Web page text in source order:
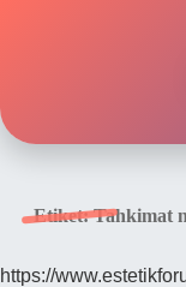
Etiket:Tahkimat
https://